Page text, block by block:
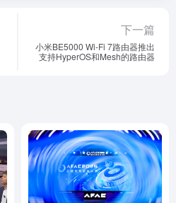
下一篇
小米BE5000 Wi-Fi 7路由器推出
支持HyperOS和Mesh的路由器